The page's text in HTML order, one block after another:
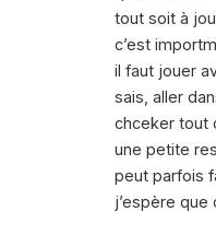
tout soit à
c’est
il faut jouer
sais, aller
chceker tout
une petite
peut parfois
j’espère que